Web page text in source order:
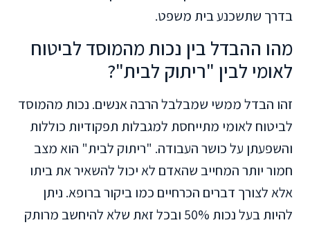
בדרך שתשכנע בית משפט.
מהו ההבדל בין נכות מהמוסד לביטוח
לאומי לבין "ריתוק לבית"?
זהו הבדל ממשי שמבלבל הרבה אנשים. נכות מהמוסד
לביטוח לאומי מתייחסת למגבלות תפקודיות כוללות
והשפעתן על כושר העבודה. "ריתוק לבית" הוא מצב
חמור יותר המחייב שהאדם לא יכול להשאיר את ביתו
אלא לצורך דברים הכרחיים כמו ביקור ברופא. ניתן
להיות בעל נכות 50% ובכל זאת שלא להיחשב מרותק